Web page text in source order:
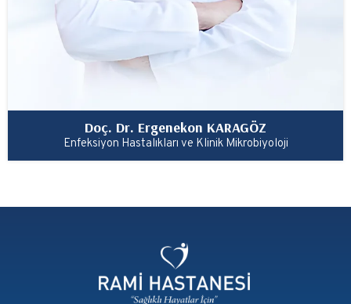
Doç. Dr. Ergenekon KARAGÖZ
Enfeksiyon Hastalıkları ve Klinik Mikrobiyoloji